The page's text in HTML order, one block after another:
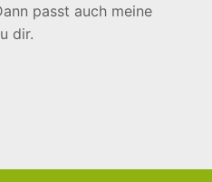
passt auch meine
dir.